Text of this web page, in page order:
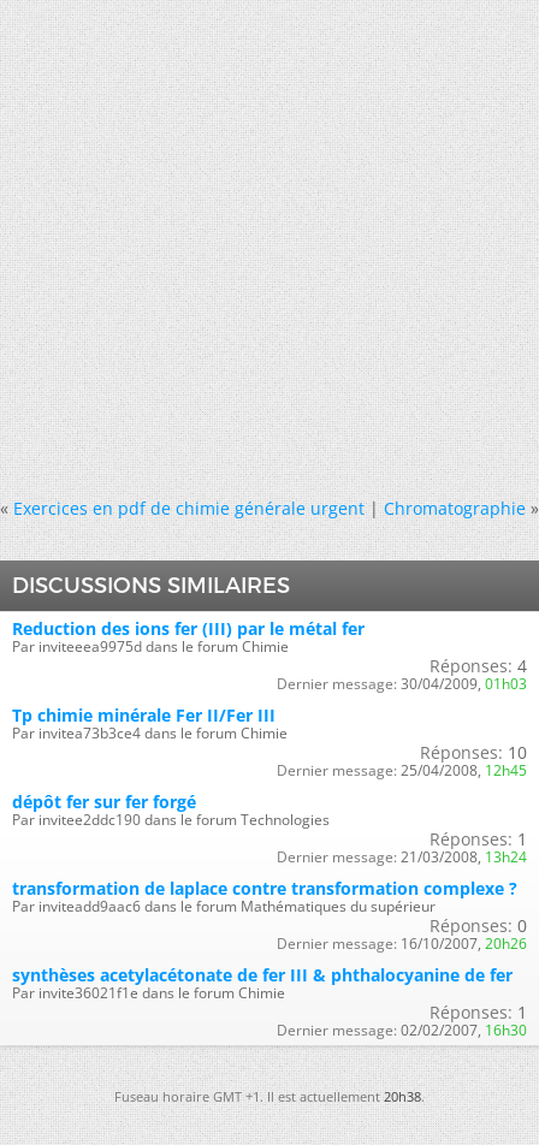
« Exercices en pdf de chimie générale urgent|Chromatographie »
DISCUSSIONS SIMILAIRES
Reduction des ions fer (III) par le métal fer
Par inviteeea9975d dans le forum Chimie
Réponses: 4
Dernier message: 30/04/2009, 01h03
Tp chimie minérale Fer II/Fer III
Par invitea73b3ce4 dans le forum Chimie
Réponses: 10
Dernier message: 25/04/2008, 12h45
dépôt fer sur fer forgé
Par invitee2ddc190 dans le forum Technologies
Réponses: 1
Dernier message: 21/03/2008, 13h24
transformation de laplace contre transformation complexe ?
Par inviteadd9aac6 dans le forum Mathématiques du supérieur
Réponses: 0
Dernier message: 16/10/2007, 20h26
synthèses acetylacétonate de fer III & phthalocyanine de fer
Par invite36021f1e dans le forum Chimie
Réponses: 1
Dernier message: 02/02/2007, 16h30
Fuseau horaire GMT +1. Il est actuellement20h38.